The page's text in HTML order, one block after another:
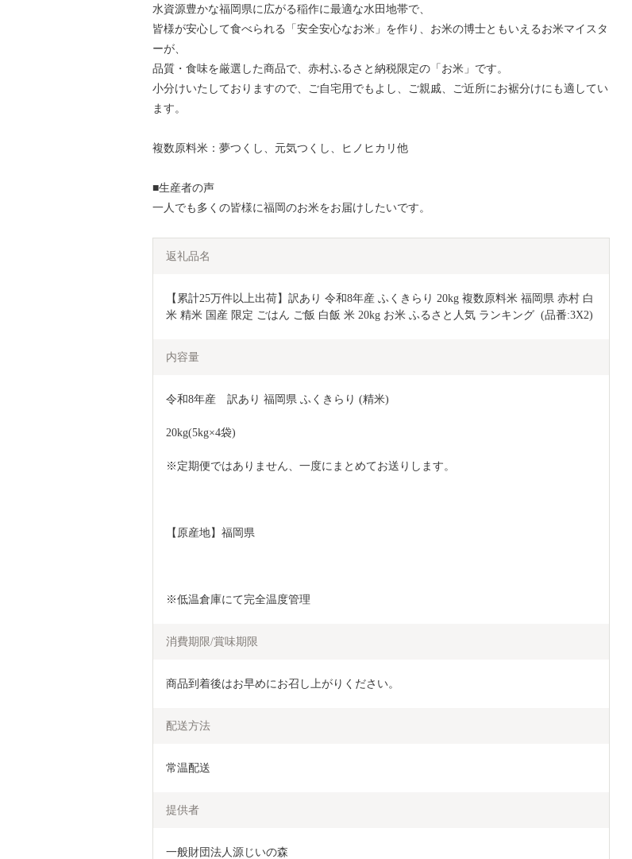
水資源豊かな福岡県に広がる稲作に最適な水田地帯で、
皆様が安心して食べられる「安全安心なお米」を作り、お米の博士ともいえるお米マイスタ
ーが、
品質・食味を厳選した商品で、赤村ふるさと納税限定の「お米」です。
小分けいたしておりますので、ご自宅用でもよし、ご親戚、ご近所にお裾分けにも適してい
ます。
複数原料米：夢つくし、元気つくし、ヒノヒカリ他
■生産者の声
一人でも多くの皆様に福岡のお米をお届けしたいです。
返礼品名
【累計25万件以上出荷】訳あり 令和8年産 ふくきらり 20kg 複数原料米 福岡県 赤村 白
米 精米 国産 限定 ごはん ご飯 白飯 米 20kg お米 ふるさと人気 ランキング  (品番:3X2)
内容量
令和8年産　訳あり 福岡県 ふくきらり (精米)
20kg(5kg×4袋)
※定期便ではありません、一度にまとめてお送りします。
【原産地】福岡県
※低温倉庫にて完全温度管理
消費期限/賞味期限
商品到着後はお早めにお召し上がりください。
配送方法
常温配送
提供者
一般財団法人源じいの森